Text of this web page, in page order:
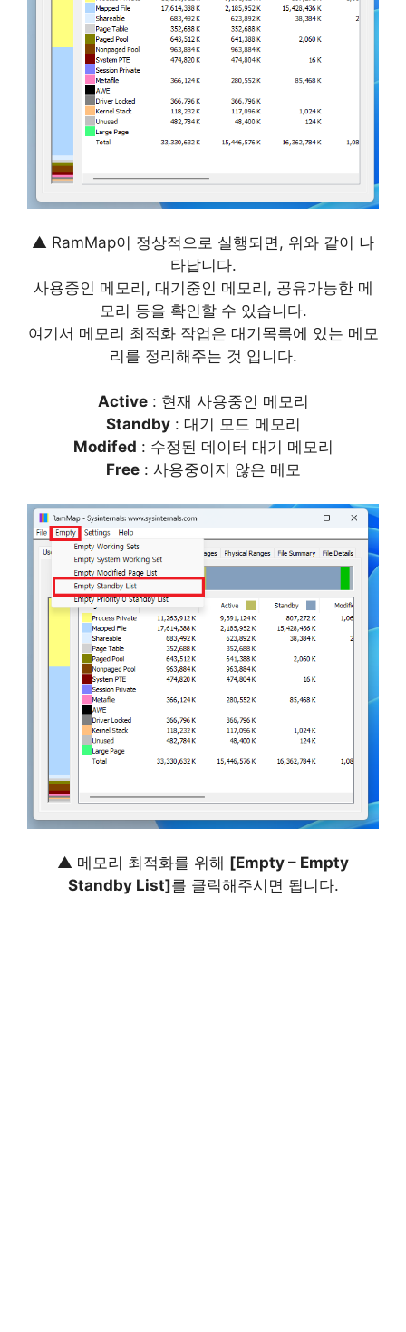
▲ RamMap이 정상적으로 실행되면, 위와 같이 나
타납니다.
사용중인 메모리, 대기중인 메모리, 공유가능한 메
모리 등을 확인할 수 있습니다.
여기서 메모리 최적화 작업은 대기목록에 있는 메모
리를 정리해주는 것 입니다.
Active: 현재 사용중인 메모리
Standby: 대기 모드 메모리
Modifed : 수정된 데이터 대기 메모리
Free: 사용중이지 않은 메모
▲ 메모리 최적화를 위해 [Empty – Empty
Standby List]를 클릭해주시면 됩니다.